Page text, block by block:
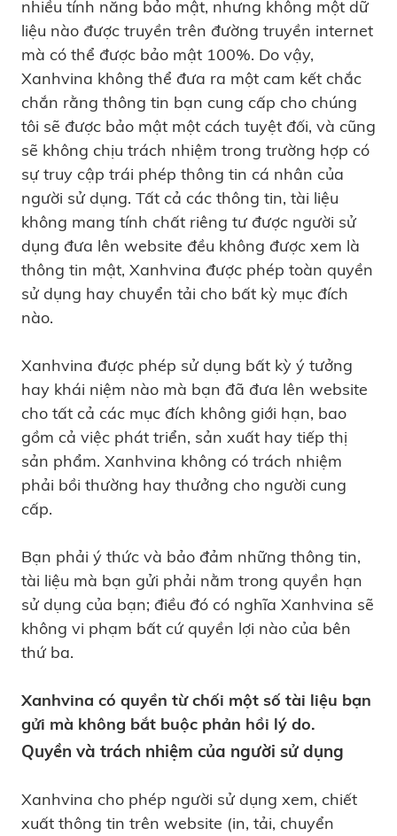
nhiều tính năng bảo mật, nhưng không một dữ
liệu nào được truyền trên đường truyền internet
mà có thể được bảo mật 100%. Do vậy,
Xanhvina không thể đưa ra một cam kết chắc
chắn rằng thông tin bạn cung cấp cho chúng
tôi sẽ được bảo mật một cách tuyệt đối, và cũng
sẽ không chịu trách nhiệm trong trường hợp có
sự truy cập trái phép thông tin cá nhân của
người sử dụng. Tất cả các thông tin, tài liệu
không mang tính chất riêng tư được người sử
dụng đưa lên website đều không được xem là
thông tin mật, Xanhvina được phép toàn quyền
sử dụng hay chuyển tải cho bất kỳ mục đích
nào.
Xanhvina được phép sử dụng bất kỳ ‎ý tưởng
hay khái niệm nào mà bạn đã đưa lên website
cho tất cả các mục đích không giới hạn, bao
gồm cả việc phát triển, sản xuất hay tiếp thị
sản phẩm. Xanhvina không có trách nhiệm
phải bồi thường hay thưởng cho người cung
cấp.
Bạn phải ‎ý thức và bảo đảm những thông tin,
tài liệu mà bạn gửi phải nằm trong quyền hạn
sử dụng của bạn; điều đó có nghĩa Xanhvina sẽ
không vi phạm bất cứ quyền lợi nào của bên
thứ ba.
Xanhvina có quyền từ chối một số tài liệu bạn
gửi mà không bắt buộc phản hồi lý do.
Quyền và trách nhiệm của người sử dụng
Xanhvina cho phép người sử dụng xem, chiết
xuất thông tin trên website (in, tải, chuyển